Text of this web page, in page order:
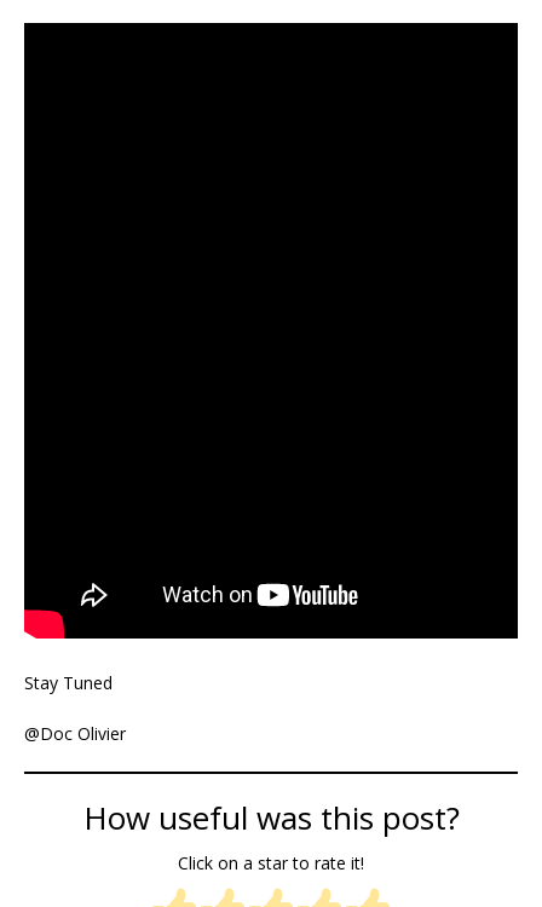
Stay Tuned
@Doc Olivier
How useful was this post?
Click on a star to rate it!